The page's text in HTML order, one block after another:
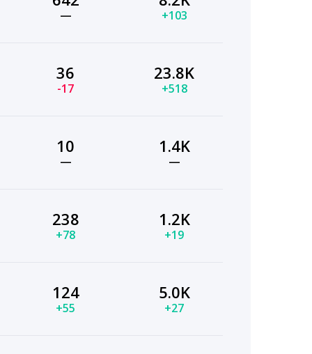
— +103
36
-17
23.8K
+518
10
—
1.4K
—
238
+78
1.2K
+19
124
+55
5.0K
+27